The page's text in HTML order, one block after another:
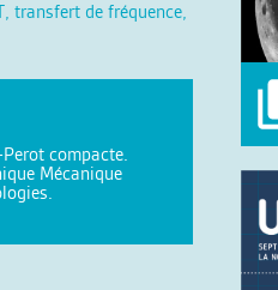
transfert de fréquence,
compacte.
Mécanique